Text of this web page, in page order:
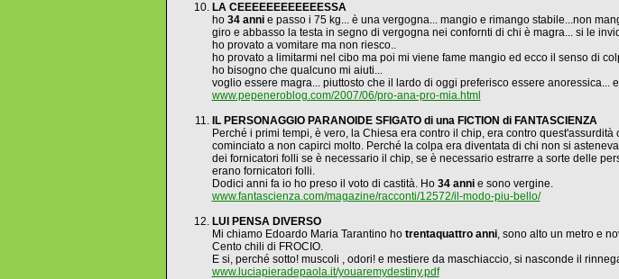
LA CEEEEEEEEEEEESSA
ho 34 annie passo i 75 kg... è una vergogna... mangio e rimango stabile...non
giro e abbasso la testa in segno di vergogna nei confornti di chi è magra... si le
ho provato a vomitare ma non riesco..
ho provato a limitarmi nel cibo ma poi mi viene fame mangio ed ecco il senso di
ho bisogno che qualcuno mi aiuti...
voglio essere magra... piuttosto che il lardo di oggi preferisco essere anoressica...
www.pepeneroblog.com/2007/06/pro-ana-pro-mia.html
IL PERSONAGGIO PARANOIDE SFIGATO di una FICTION di FANTASCIENZA
Perché i primi tempi, è vero, la Chiesa era contro il chip, era contro
cominciato a non capirci molto. Perché la colpa era diventata di chi non si
dei fornicatori folli se è necessario il chip, se è necessario estrarre a sorte delle
erano fornicatori folli.
Dodici anni fa io ho preso il voto di castità. Ho 34 annie sono vergine.
www.fantascienza.com/magazine/racconti/12572/il-modo-piu-bello/
LUI PENSA DIVERSO
Mi chiamo Edoardo Maria Tarantino ho trentaquattro anni, sono alto un metro e
Cento chili di FROCIO.
E si, perché sotto! muscoli , odori! e mestiere da maschiaccio, si nasconde il
www.luciapieradepaola.it/youaremydestiny.pdf